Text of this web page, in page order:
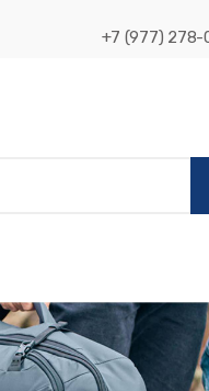
+7 (977) 278-